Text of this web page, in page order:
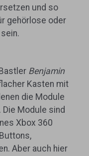
und so
gehörlose oder
Benjamin
Kasten mit
die Module
Module sind
Xbox 360
Aber auch hier